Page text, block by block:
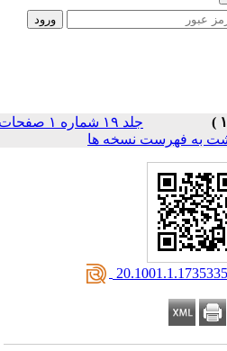
جلد ۱۹ شماره ۱ صفحات
به فهرست نسخه ها